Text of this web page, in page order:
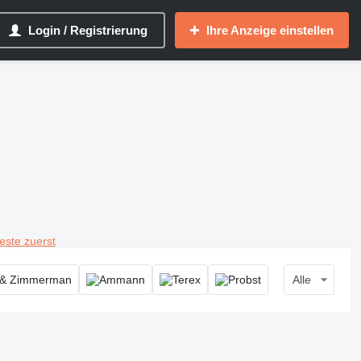
Login / Registrierung Ihre Anzeige einstellen
zuerst
Alle